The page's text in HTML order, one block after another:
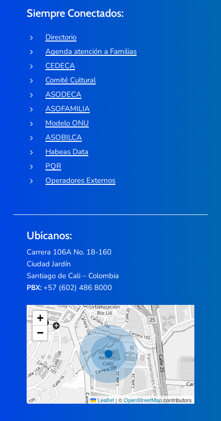
Siempre Conectados:
Directorio
Agenda atención a Familias
CEDECA
Comité Cultural
ASODECA
ASOFAMILIA
Modelo ONU
ASOBILCA
Habeas Data
PQR
Operadores Externos
Ubícanos:
Carrera 106A No. 18-160
Ciudad Jardín
Santiago de Cali – Colombia
PBX:+57 (602) 486 8000
+
−
Leaflet | ©OpenStreetMapcontributors